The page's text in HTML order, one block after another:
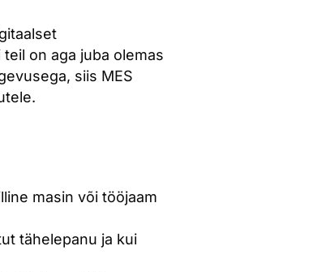
on aga juba olemas
siis MES
masin või tööjaam
tähelepanu ja kui